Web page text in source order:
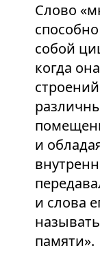
Слово
собой
когда
и
и слова
памяти».